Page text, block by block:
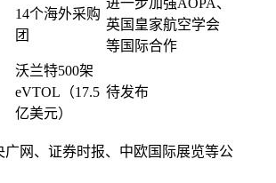
14个海外采购
团
进一步加强AOPA、
英国皇家航空学会
等国际合作
沃兰特500架
eVTOL（17.5
亿美元）
待发布
广网、证券时报、中欧国际展览等公